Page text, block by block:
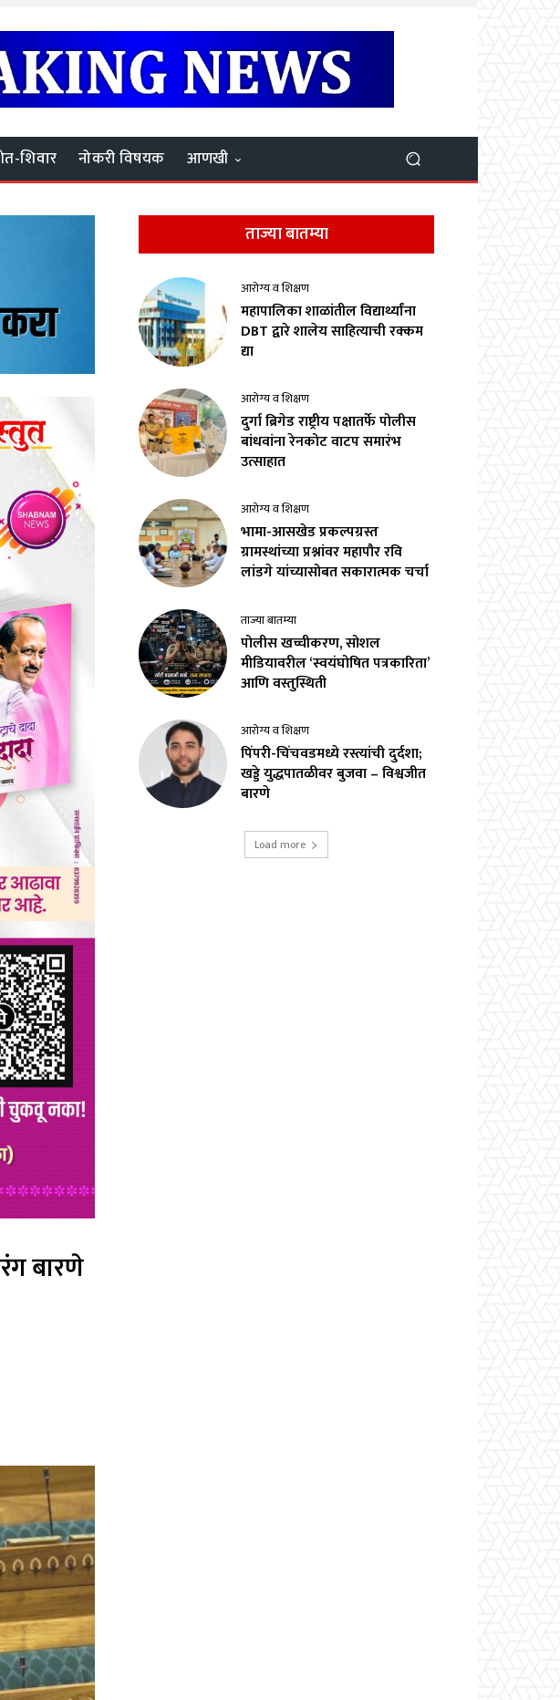
शिवार नोकरी विषयक आणखी
बारणे
ताज्या बातम्या
आरोग्य व शिक्षण
महापालिका शाळांतील विद्यार्थ्यांना
DBT द्वारे शालेय साहित्याची रक्कम
द्या
आरोग्य व शिक्षण
दुर्गा ब्रिगेड राष्ट्रीय पक्षातर्फे पोलीस
बांधवांना रेनकोट वाटप समारंभ
उत्साहात
आरोग्य व शिक्षण
भामा-आसखेड प्रकल्पग्रस्त
ग्रामस्थांच्या प्रश्नांवर महापौर रवि
लांडगे यांच्यासोबत सकारात्मक चर्चा
ताज्या बातम्या
पोलीस खच्चीकरण, सोशल
मीडियावरील ‘स्वयंघोषित पत्रकारिता’
आणि वस्तुस्थिती
आरोग्य व शिक्षण
पिंपरी-चिंचवडमध्ये रस्त्यांची दुर्दशा;
खड्डे युद्धपातळीवर बुजवा – विश्वजीत
बारणे
Load more